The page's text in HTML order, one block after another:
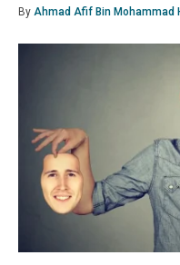
By Ahmad Afif Bin Mohammad